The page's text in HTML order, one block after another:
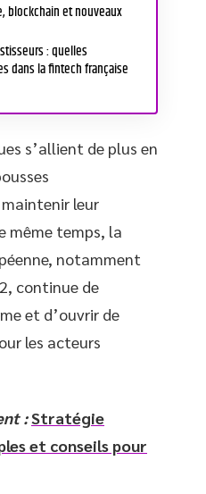
blockchain et nouveaux
: quelles
dans la fintech française
s’allient de plus en
leur
même temps, la
notamment
continue de
et d’ouvrir de
les acteurs
: Stratégie
et conseils pour